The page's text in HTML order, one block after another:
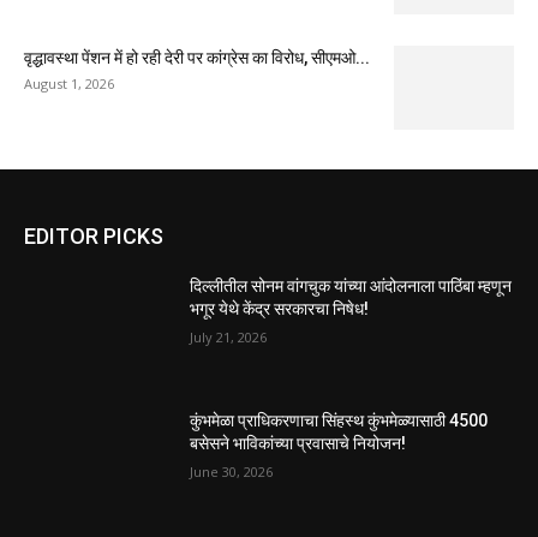
वृद्धावस्था पेंशन में हो रही देरी पर कांग्रेस का विरोध, सीएमओ...
August 1, 2026
EDITOR PICKS
दिल्लीतील सोनम वांगचुक यांच्या आंदोलनाला पाठिंबा म्हणून
भगूर येथे केंद्र सरकारचा निषेध!
July 21, 2026
कुंभमेळा प्राधिकरणाचा सिंहस्थ कुंभमेळ्यासाठी 4500
बसेसने भाविकांच्या प्रवासाचे नियोजन!
June 30, 2026